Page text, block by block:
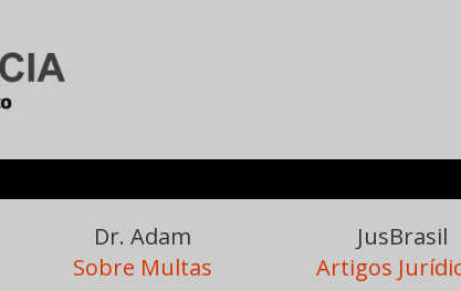
Dr. Adam
Sobre Multas
JusBrasil
Artigos